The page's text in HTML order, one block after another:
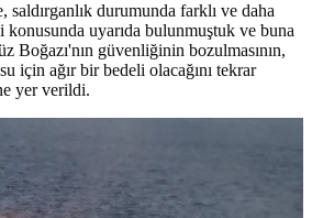
saldırganlık durumunda farklı ve daha
konusunda uyarıda bulunmuştuk ve buna
Boğazı'nın güvenliğinin bozulmasının,
için ağır bir bedeli olacağını tekrar
yer verildi.